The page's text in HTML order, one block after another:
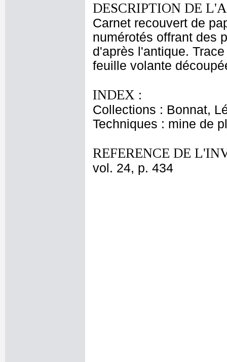
DESCRIPTION DE
Carnet recouvert de
numérotés offrant des
d'après l'antique.
feuille volante
INDEX :
Collections : Bonnat,
Techniques : mine de
REFERENCE DE
vol. 24, p. 434